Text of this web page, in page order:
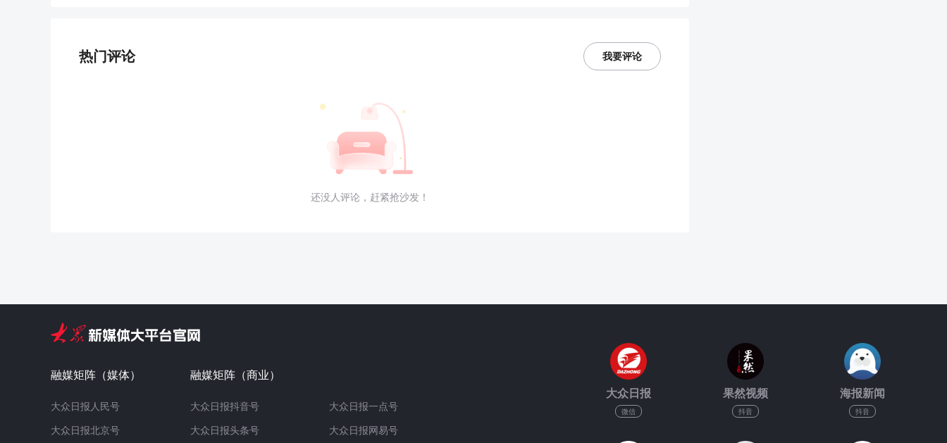
热门评论 我要评论
还没人评论，赶紧抢沙发！
融媒矩阵（媒体）
大众日报人民号
大众日报北京号
融媒矩阵（商业）
大众日报抖音号
大众日报头条号
大众日报一点号
大众日报网易号
大众日报
微信
果然视频
抖音
海报新闻
抖音